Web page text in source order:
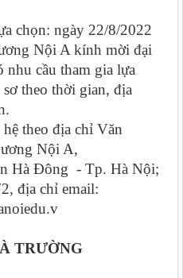
chọn: ngày 22/8/2022
Nội A kính mời đại
nhu cầu tham gia lựa
theo thời gian, địa
theo địa chỉ Văn
Nội A,
Hà Đông - Tp. Hà Nội;
địa chỉ email:
TRƯỜNG